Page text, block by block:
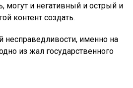
могут и негативный и острый и
контент создать.
несправедливости, именно на
из жал государственного